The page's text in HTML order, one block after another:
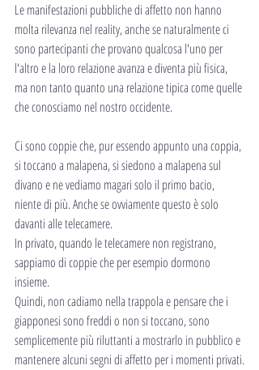
Le manifestazioni pubbliche di affetto non hanno
molta rilevanza nel reality, anche se naturalmente ci
sono partecipanti che provano qualcosa l'uno per
l'altro e la loro relazione avanza e diventa più fisica,
ma non tanto quanto una relazione tipica come quelle
che conosciamo nel nostro occidente.
Ci sono coppie che, pur essendo appunto una coppia,
si toccano a malapena, si siedono a malapena sul
divano e ne vediamo magari solo il primo bacio,
niente di più. Anche se ovviamente questo è solo
davanti alle telecamere.
In privato, quando le telecamere non registrano,
sappiamo di coppie che per esempio dormono
insieme.
Quindi, non cadiamo nella trappola e pensare che i
giapponesi sono freddi o non si toccano, sono
semplicemente più riluttanti a mostrarlo in pubblico e
mantenere alcuni segni di affetto per i momenti privati.